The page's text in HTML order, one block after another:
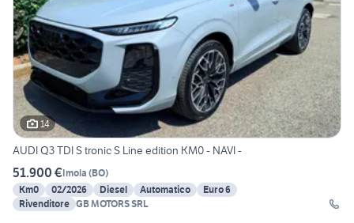
14
AUDI Q3 TDI S tronic S Line edition KM0 - NAVI -
51.900 €Imola (BO)
Km0
02/2026 Diesel Automatico
Euro 6
Rivenditore GB MOTORS SRL